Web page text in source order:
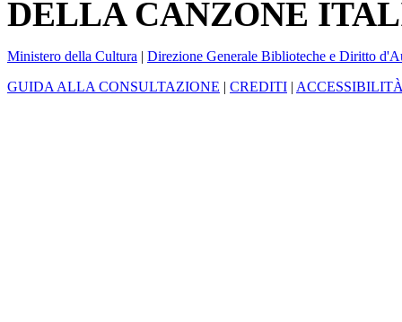
DELLA CANZONE
Ministero della Cultura | Direzione Generale Biblioteche e Diritto
GUIDA ALLA CONSULTAZIONE | CREDITI |